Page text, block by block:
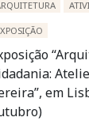
em